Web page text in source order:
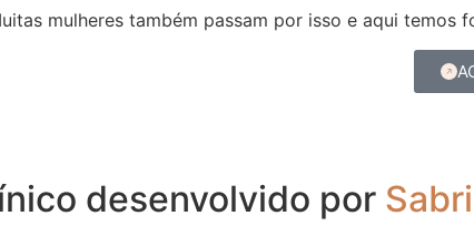
mulheres também passam por isso e aqui temos
desenvolvido por